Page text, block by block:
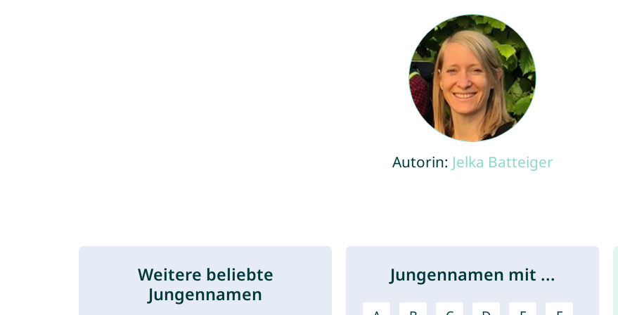
Autorin: Jelka Batteiger
Weitere beliebte
Jungennamen
Jungennamen mit ...